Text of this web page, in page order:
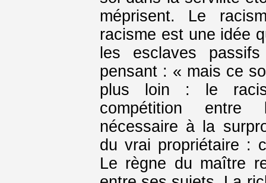
méprisent. Le
racisme est une idée
les esclaves
pensant : « mais ce
plus loin : le
compétition entre
nécessaire à la
du vrai propriétaire :
Le règne du maître